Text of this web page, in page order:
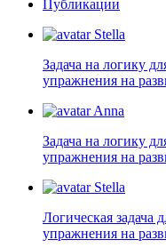
Публикации
Stella
Задача на логику
упражнения на
Anna
Задача на логику
упражнения на
Stella
Логическая задача
упражнения на